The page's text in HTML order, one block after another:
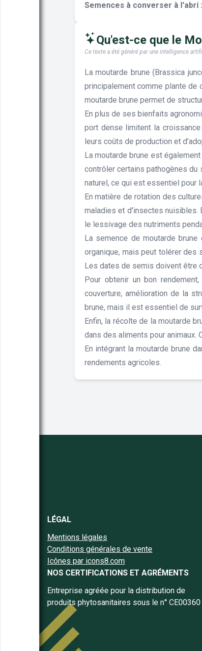
Semences à converser à l'abri :
Qu'est-ce que le
Ce texte a été généré par une intelligence
La moutarde brune (Brassica
principalement comme plante de
moutarde brune permet de
En plus de ses bienfaits
port dense limitent la
leurs coûts de production et
La moutarde brune est
contrôler certains pathogènes
naturel, ce qui est essentiel pour
En matière de rotation des
maladies et d'insectes nuisibles.
le lessivage des nutriments
La semence de moutarde
organique, mais peut tolérer
Les dates de semis doivent être
Pour obtenir un bon
couverture, amélioration de la
brune, mais il est essentiel de
Enfin, la récolte de la moutarde
dans des aliments pour
En intégrant la moutarde brune
rendements agricoles.
LÉGAL
Mentions légales
Conditions générales de vente
Icônes par icons8.com
NOS CERTIFICATIONS ET AGRÉMENTS
Entreprise agréée pour la distribution de
produits phytosanitaires sous le n° CE00360